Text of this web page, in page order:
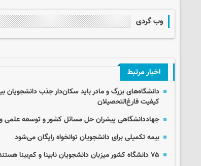
وب گردی
اخبار مرتبط
دانشگاه‌های بزرگ و مادر باید سکان‌دار جذب دانشجویان
کیفیت فارغ‌التحصیلان
جهاددانشگاهی پیشران حل مسائل کشور و توسعه علمی و
بیمه تکمیلی برای دانشجویان توانخواه رایگان می‌شود
۷۵ دانشگاه کشور میزبان دانشجویان نابینا و کم‌بینا هستند